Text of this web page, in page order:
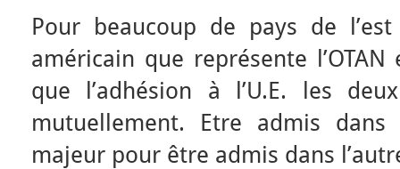
Pour beaucoup de pays de
américain que représente
que l’adhésion à l’U.E. les
mutuellement. Etre admis
majeur pour être admis dans